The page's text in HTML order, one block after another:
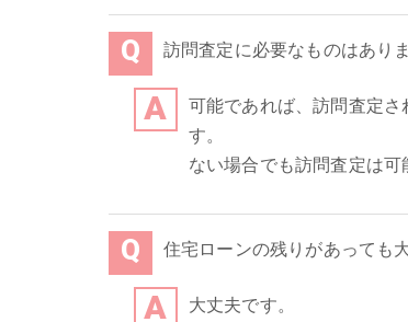
訪問査定に必要なものはあり
可能であれば、訪問査定
す。
ない場合でも訪問査定は可
住宅ローンの残りがあっても
大丈夫です。